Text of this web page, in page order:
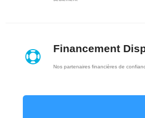

Financement
Nos partenaires financières de